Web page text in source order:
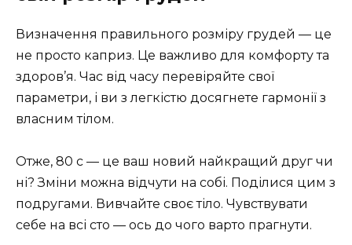
Визначення правильного розміру грудей — це
не просто каприз. Це важливо для комфорту та
здоров’я. Час від часу перевіряйте свої
параметри, і ви з легкістю досягнете гармонії з
власним тілом.
Отже, 80 с — це ваш новий найкращий друг чи
ні? Зміни можна відчути на собі. Поділися цим з
подругами. Вивчайте своє тіло. Чувствувати
себе на всі сто — ось до чого варто прагнути.